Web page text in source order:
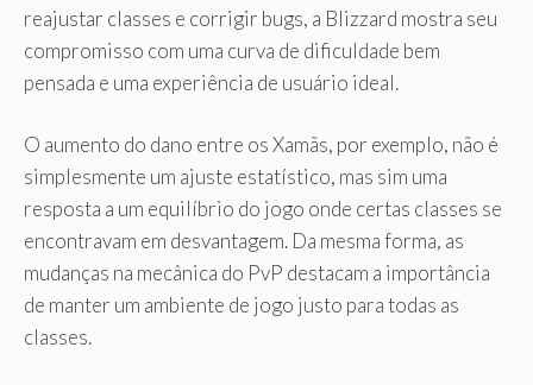
reajustar classes e corrigir bugs, a Blizzard mostra seu
compromisso com uma curva de dificuldade bem
pensada e uma experiência de usuário ideal.
O aumento do dano entre os Xamãs, por exemplo, não é
simplesmente um ajuste estatístico, mas sim uma
resposta a um equilíbrio do jogo onde certas classes se
encontravam em desvantagem. Da mesma forma, as
mudanças na mecânica do PvP destacam a importância
de manter um ambiente de jogo justo para todas as
classes.